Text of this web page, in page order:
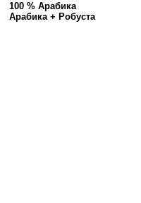
100 % Арабика
Арабика + Робуста